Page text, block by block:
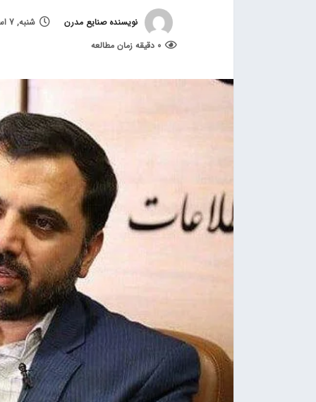
نویسنده صنایع مدرن شنبه, 7 اسفند 1400, ساعت 11:55
0 دقیقه زمان مطالعه